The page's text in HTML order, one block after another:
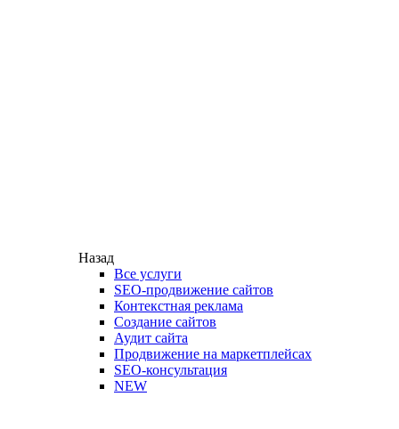
Назад
Все услуги
SEO-продвижение сайтов
Контекстная реклама
Создание сайтов
Аудит сайта
Продвижение на маркетплейсах
SEO-консультация
NEW